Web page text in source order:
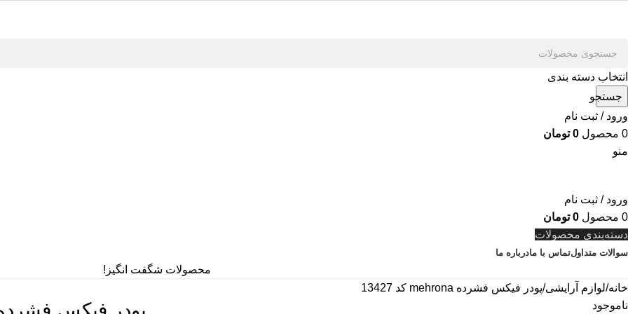
انتخاب دسته بندی
جستجو
ورود / ثبت نام
0 محصول 0 تومان
منو
ورود / ثبت نام
0 محصول 0 تومان
دسته‌بندی محصولات
سوالات متداولتماس با مادرباره ما
محصولات شگفت انگیز!
خانه لوازم آرایشی پودر فیکس فشرده mehrona کد 13427
ناموجود